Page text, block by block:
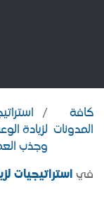
كافة
المدونات لزيادة
وجذب
في استراتيجيات